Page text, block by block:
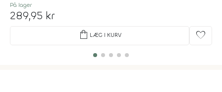
På lager
289,95 kr
shopping_bag LÆG I KURV favorite